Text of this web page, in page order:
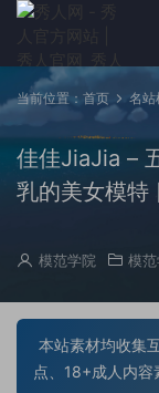
当前位置： 首页 名站
佳佳JiaJia –
乳的美女模
模范学院 模
本站素材均收集
点、18+成人内容